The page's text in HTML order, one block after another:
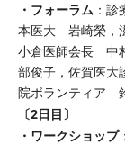
・フォーラム ：
本医大 岩崎榮，
小倉医師会長 中
部俊子，佐賀医
院ボランティア
〔2日目〕
・ワークショップ